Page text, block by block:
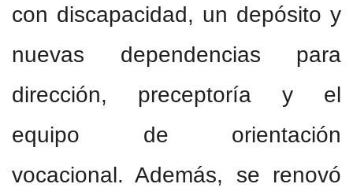
con discapacidad, un depósito y
nuevas dependencias para
dirección, preceptoría y el
equipo de orientación
vocacional. Además, se renovó